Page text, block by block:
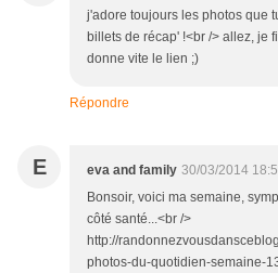
j'adore toujours les photos que
billets de récap' !<br /> allez, je
donne vite le lien ;)
Répondre
E eva and family 30/03/2014
Bonsoir, voici ma semaine,
côté santé...<br />
http://
photos-du-quotidien-semaine-